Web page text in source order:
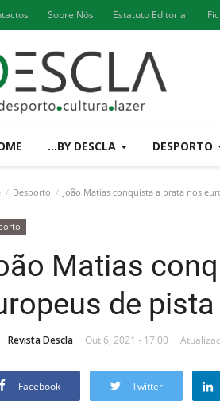
Sobre Nós Estatuto Editorial
...BY DESCLA DESPORTO
Desporto João Matias conquista a prata nos
Matias
de pista
Revista Descla Out 6, 2021 - 17:00
Facebook Twitter